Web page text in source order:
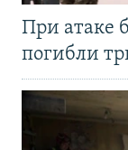
При атаке
погибли